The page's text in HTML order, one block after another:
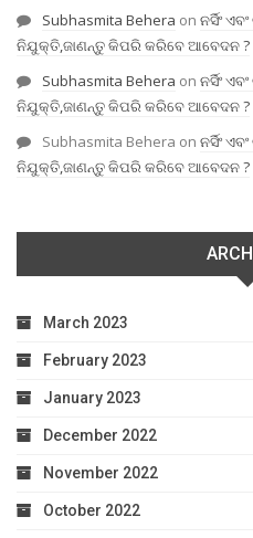
Subhasmita Behera on ନର୍ସିଂ
ନିଯୁକ୍ତି,ଜାଣନ୍ତୁ କିପରି କରିବେ ଆବେଦନ ?
Subhasmita Behera on ନର୍ସିଂ
ନିଯୁକ୍ତି,ଜାଣନ୍ତୁ କିପରି କରିବେ ଆବେଦନ ?
Subhasmita Behera on ନର୍ସିଂ
ନିଯୁକ୍ତି,ଜାଣନ୍ତୁ କିପରି କରିବେ ଆବେଦନ ?
March 2023
February 2023
January 2023
December 2022
November 2022
October 2022